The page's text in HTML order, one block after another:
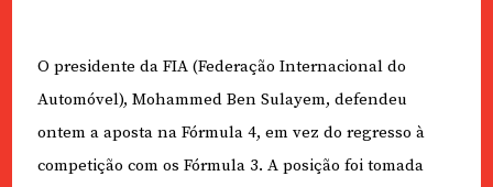
O presidente da FIA (Federação Internacional do
Automóvel), Mohammed Ben Sulayem, defendeu
ontem a aposta na Fórmula 4, em vez do regresso à
competição com os Fórmula 3. A posição foi tomada